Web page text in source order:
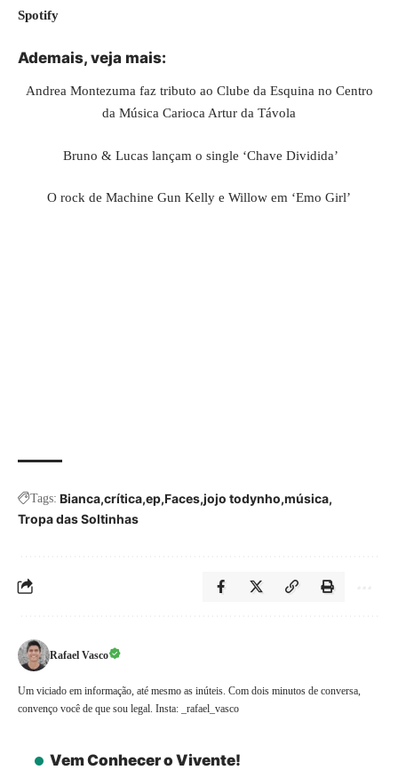
Spotify
Ademais, veja mais:
Andrea Montezuma faz tributo ao Clube da Esquina no Centro
da Música Carioca Artur da Távola
Bruno & Lucas lançam o single ‘Chave Dividida’
O rock de Machine Gun Kelly e Willow em ‘Emo Girl’
Tags: Bianca crítica ep Faces jojo todynho música
Tropa das Soltinhas
Rafael Vasco
Um viciado em informação, até mesmo as inúteis. Com dois minutos de conversa,
convenço você de que sou legal. Insta: _rafael_vasco
Vem Conhecer o Vivente!